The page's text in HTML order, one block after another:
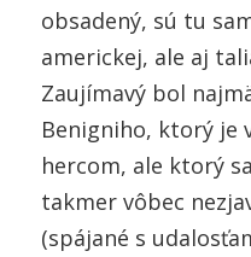
obsadený, sú tu
americkej, ale aj
Zaujímavý bol
Benigniho, ktorý je
hercom, ale ktorý
takmer vôbec
(spájané s